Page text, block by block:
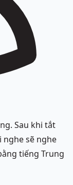
Sau khi tắt
nghe sẽ nghe
tiếng Trung